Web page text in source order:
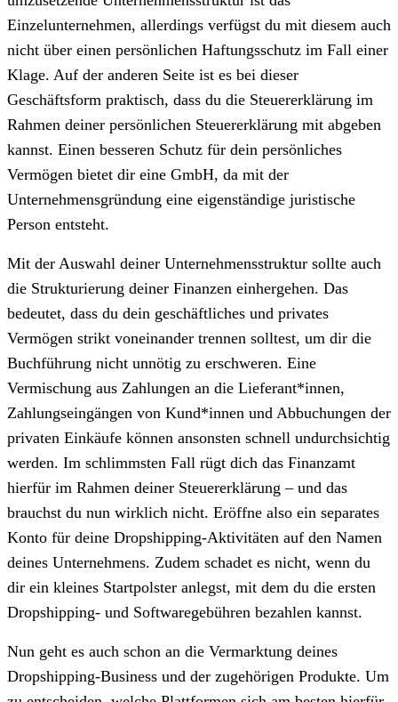
Einzelunternehmen, allerdings verfügst du mit diesem auch
nicht über einen persönlichen Haftungsschutz im Fall einer
Klage. Auf der anderen Seite ist es bei dieser
Geschäftsform praktisch, dass du die Steuererklärung im
Rahmen deiner persönlichen Steuererklärung mit abgeben
kannst. Einen besseren Schutz für dein persönliches
Vermögen bietet dir eine GmbH, da mit der
Unternehmensgründung eine eigenständige juristische
Person entsteht.
Mit der Auswahl deiner Unternehmensstruktur sollte auch
die Strukturierung deiner Finanzen einhergehen. Das
bedeutet, dass du dein geschäftliches und privates
Vermögen strikt voneinander trennen solltest, um dir die
Buchführung nicht unnötig zu erschweren. Eine
Vermischung aus Zahlungen an die Lieferant*innen,
Zahlungseingängen von Kund*innen und Abbuchungen der
privaten Einkäufe können ansonsten schnell undurchsichtig
werden. Im schlimmsten Fall rügt dich das Finanzamt
hierfür im Rahmen deiner Steuererklärung – und das
brauchst du nun wirklich nicht. Eröffne also ein separates
Konto für deine Dropshipping-Aktivitäten auf den Namen
deines Unternehmens. Zudem schadet es nicht, wenn du
dir ein kleines Startpolster anlegst, mit dem du die ersten
Dropshipping- und Softwaregebühren bezahlen kannst.
Nun geht es auch schon an die Vermarktung deines
Dropshipping-Business und der zugehörigen Produkte. Um